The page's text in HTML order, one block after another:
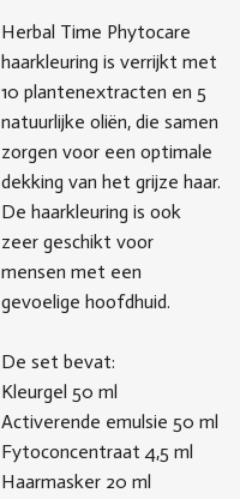
Herbal Time Phytocare
haarkleuring is verrijkt met
10 plantenextracten en 5
natuurlijke oliën, die samen
zorgen voor een optimale
dekking van het grijze haar.
De haarkleuring is ook
zeer geschikt voor
mensen met een
gevoelige hoofdhuid.
De set bevat:
Kleurgel 50 ml
Activerende emulsie 50 ml
Fytoconcentraat 4,5 ml
Haarmasker 20 ml